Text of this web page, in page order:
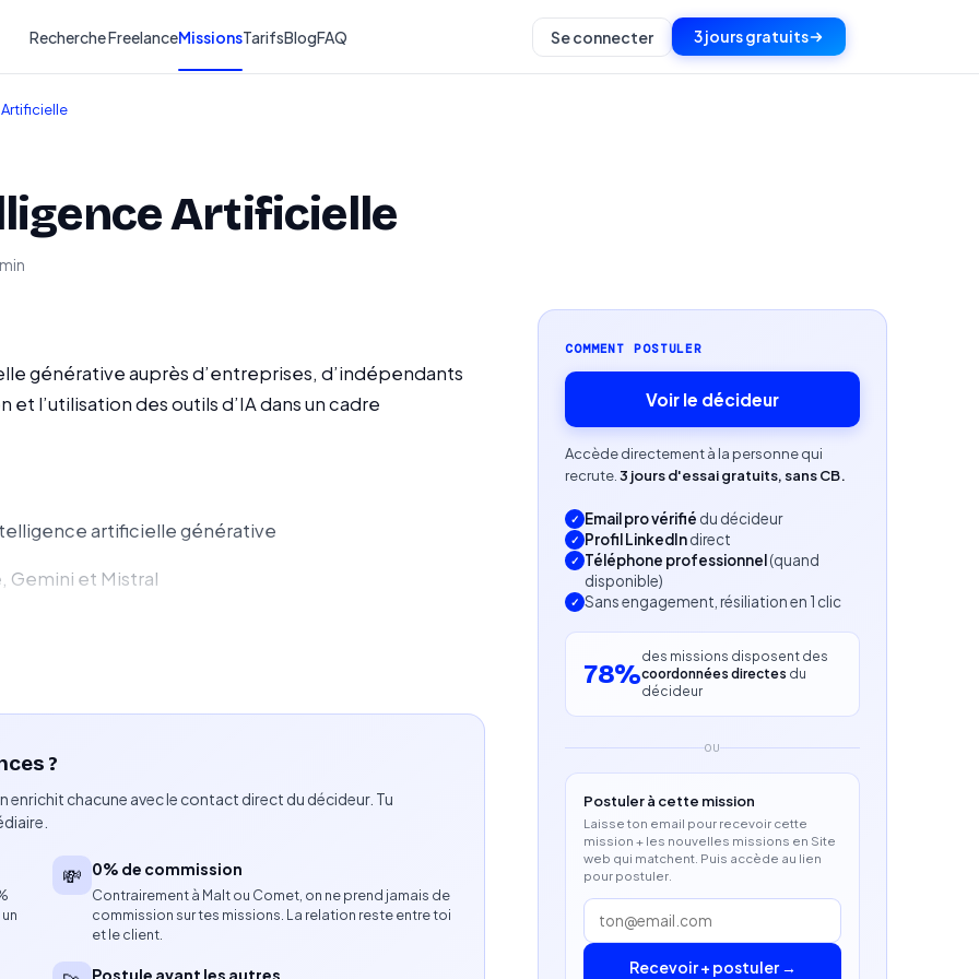
Recherche FreelanceMissionsTarifsBlogFAQ Se connecter 3 jours gratuits
Artificielle
générative auprès d’entreprises, d’indépendants
l’utilisation des outils d’IA dans un cadre
artificielle générative
Gemini et Mistral
no-code et à la productivité
l’IA
l’IA en entreprise
le cadre des missions
?
enrichit chacune avec le contact direct du décideur. Tu
💸 0% de commission
Contrairement à Malt ou Comet, on ne prend jamais de
commission sur tes missions. La relation reste entre toi
et le client.
Postule avant les autres
COMMENT POSTULER
Voir le décideur
Accède directement à la personne qui
recrute. 3 jours d'essai gratuits, sans CB.
Email pro vérifié du décideur
Profil LinkedIndirect
Téléphone professionnel(quand
disponible)
Sans engagement, résiliation en 1 clic
78%
des missions disposent des
coordonnées directes du
décideur
OU
Postuler à cette mission
Laisse ton email pour recevoir cette
mission + les nouvelles missions en Site
web qui matchent. Puis accède au lien
pour postuler.
Recevoir + postuler →